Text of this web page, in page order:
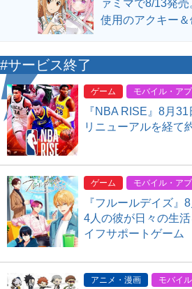
ァミマで8/13発
使用のアクキー
#サービス終了
ゲーム モバイル・アプ
『NBA RISE』8月
リニューアルを経て
ゲーム モバイル・アプ
『フルールデイズ』
4人の彼が日々の生
イフサポートゲーム
アニメ・漫画 モバイ